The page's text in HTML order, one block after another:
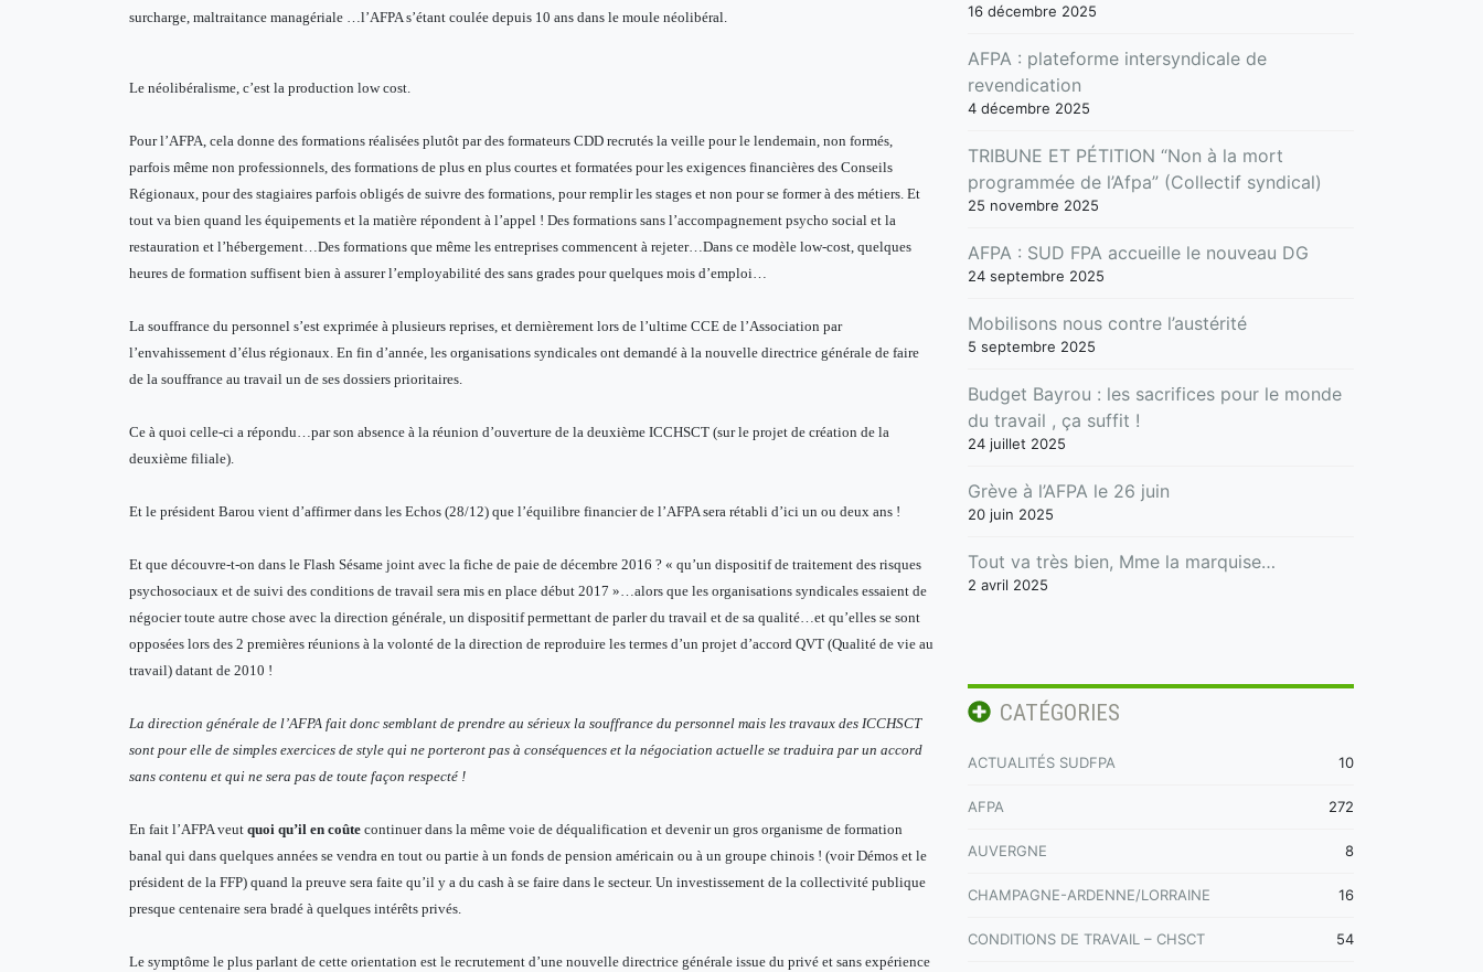
surcharge, maltraitance managériale …l’AFPA s’étant coulée depuis 10 ans dans le moule néolibéral.
Le néolibéralisme, c’est la production low cost.
Pour l’AFPA, cela donne des formations réalisées plutôt par des formateurs CDD recrutés la veille pour le lendemain, non formés,
parfois même non professionnels, des formations de plus en plus courtes et formatées pour les exigences financières des Conseils
Régionaux, pour des stagiaires parfois obligés de suivre des formations, pour remplir les stages et non pour se former à des métiers. Et
tout va bien quand les équipements et la matière répondent à l’appel ! Des formations sans l’accompagnement psycho social et la
restauration et l’hébergement…Des formations que même les entreprises commencent à rejeter…Dans ce modèle low-cost, quelques
heures de formation suffisent bien à assurer l’employabilité des sans grades pour quelques mois d’emploi…
La souffrance du personnel s’est exprimée à plusieurs reprises, et dernièrement lors de l’ultime CCE de l’Association par
l’envahissement d’élus régionaux. En fin d’année, les organisations syndicales ont demandé à la nouvelle directrice générale de faire
de la souffrance au travail un de ses dossiers prioritaires.
Ce à quoi celle-ci a répondu…par son absence à la réunion d’ouverture de la deuxième ICCHSCT (sur le projet de création de la
deuxième filiale).
Et le président Barou vient d’affirmer dans les Echos (28/12) que l’équilibre financier de l’AFPA sera rétabli d’ici un ou deux ans !
Et que découvre-t-on dans le Flash Sésame joint avec la fiche de paie de décembre 2016 ? « qu’un dispositif de traitement des risques
psychosociaux et de suivi des conditions de travail sera mis en place début 2017 »…alors que les organisations syndicales essaient de
négocier toute autre chose avec la direction générale, un dispositif permettant de parler du travail et de sa qualité…et qu’elles se sont
opposées lors des 2 premières réunions à la volonté de la direction de reproduire les termes d’un projet d’accord QVT (Qualité de vie au
travail) datant de 2010 !
La direction générale de l’AFPA fait donc semblant de prendre au sérieux la souffrance du personnel mais les travaux des ICCHSCT
sont pour elle de simples exercices de style qui ne porteront pas à conséquences et la négociation actuelle se traduira par un accord
sans contenu et qui ne sera pas de toute façon respecté !
En fait l’AFPA veut quoi qu’il en coûte continuer dans la même voie de déqualification et devenir un gros organisme de formation
banal qui dans quelques années se vendra en tout ou partie à un fonds de pension américain ou à un groupe chinois ! (voir Démos et le
président de la FFP) quand la preuve sera faite qu’il y a du cash à se faire dans le secteur. Un investissement de la collectivité publique
presque centenaire sera bradé à quelques intérêts privés.
Le symptôme le plus parlant de cette orientation est le recrutement d’une nouvelle directrice générale issue du privé et sans expérience
16 décembre 2025
AFPA : plateforme intersyndicale de
revendication
4 décembre 2025
TRIBUNE ET PÉTITION “Non à la mort
programmée de l’Afpa” (Collectif syndical)
25 novembre 2025
AFPA : SUD FPA accueille le nouveau DG
24 septembre 2025
Mobilisons nous contre l’austérité
5 septembre 2025
Budget Bayrou : les sacrifices pour le monde
du travail , ça suffit !
24 juillet 2025
Grève à l’AFPA le 26 juin
20 juin 2025
Tout va très bien, Mme la marquise…
2 avril 2025
CATÉGORIES
ACTUALITÉS SUDFPA 10
AFPA 272
AUVERGNE 8
CHAMPAGNE-ARDENNE/LORRAINE 16
CONDITIONS DE TRAVAIL – CHSCT 54